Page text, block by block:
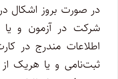
در صورت بروز اشکال
شرکت در آزمون و یا
اطلاعات مندرج در
ثبت‌نامی و یا هریک